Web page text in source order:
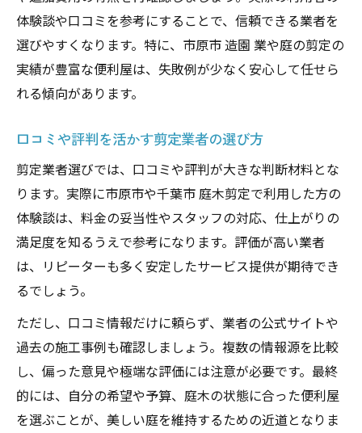
体験談や口コミを参考にすることで、信頼できる業者を
選びやすくなります。特に、市原市 造園 業や庭の剪定の
実績が豊富な便利屋は、失敗例が少なく安心して任せら
れる傾向があります。
口コミや評判を活かす剪定業者の選び方
剪定業者選びでは、口コミや評判が大きな判断材料とな
ります。実際に市原市や千葉市 庭木剪定で利用した方の
体験談は、料金の妥当性やスタッフの対応、仕上がりの
満足度を知るうえで参考になります。評価が高い業者
は、リピーターも多く安定したサービス提供が期待でき
るでしょう。
ただし、口コミ情報だけに頼らず、業者の公式サイトや
過去の施工事例も確認しましょう。複数の情報源を比較
し、偏った意見や極端な評価には注意が必要です。最終
的には、自分の希望や予算、庭木の状態に合った便利屋
を選ぶことが、美しい庭を維持するための近道となりま